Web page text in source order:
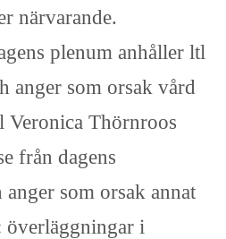
närvarande.
plenum anhåller ltl
anger som orsak vård
Veronica Thörnroos
från dagens
som orsak annat
överläggningar i